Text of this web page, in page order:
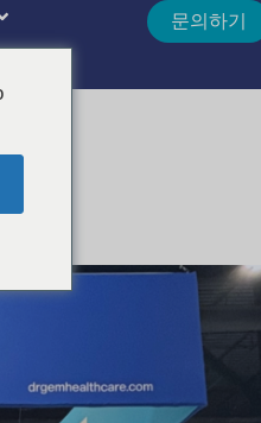
문의하기